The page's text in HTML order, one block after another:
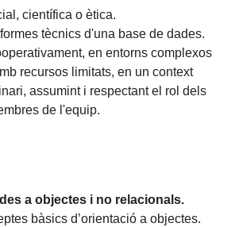
científica o ètica.
tècnics d'una base de dades.
en entorns complexos
recursos limitats, en un context
assumint i respectant el rol dels
de l'equip.
a objectes i no relacionals.
bàsics d’orientació a objectes.